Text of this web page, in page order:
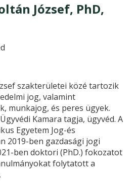
József, PhD,
szakterületei közé tartozik
jog, valamint
munkajog, és peres ügyek.
Kamara tagja, ügyvéd. A
Egyetem Jog-és
2019-ben gazdasági jogi
ben doktori (PhD.) fokozatot
folytatott a